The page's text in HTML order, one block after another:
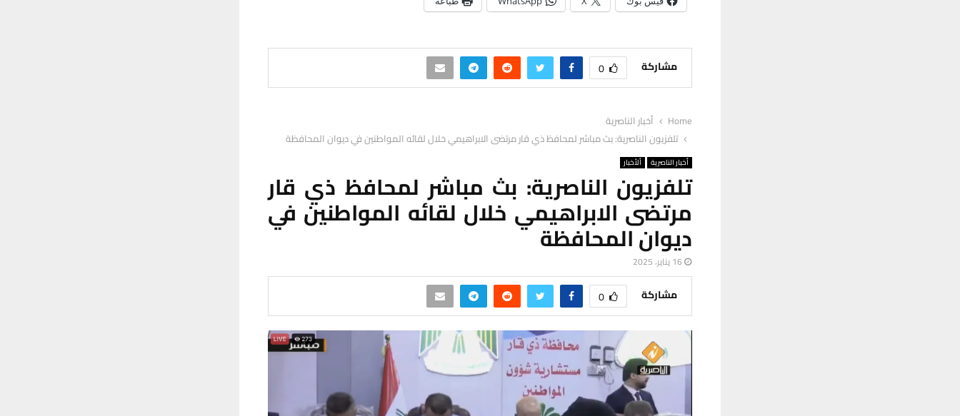
مشاركة 0
Home
أخبار الناصرية
تلفزيون الناصرية: بث مباشر لمحافظ ذي قار مرتضى الابراهيمي خلال لقائه المواطنين في ديوان المحافظة
أخبار الناصرية ألأخبار
تلفزيون الناصرية: بث مباشر لمحافظ ذي قار
مرتضى الابراهيمي خلال لقائه المواطنين في
ديوان المحافظة
16 يناير، 2025
مشاركة 0